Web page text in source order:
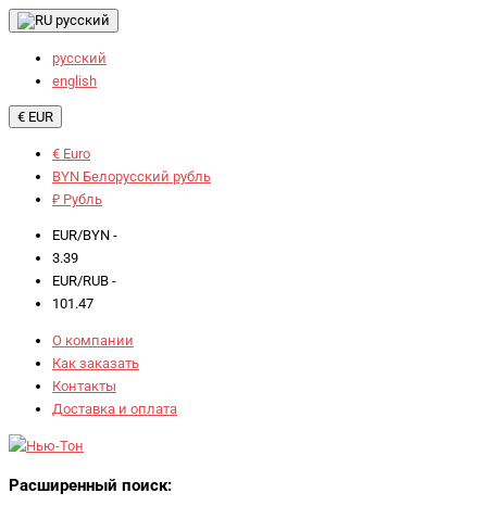
русский
русский
english
€ EUR
€ Euro
BYN Белорусский рубль
₽ Рубль
EUR/BYN -
3.39
EUR/RUB -
101.47
О компании
Как заказать
Контакты
Доставка и оплата
Расширенный поиск: